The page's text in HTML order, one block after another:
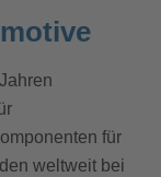
für
weltweit bei